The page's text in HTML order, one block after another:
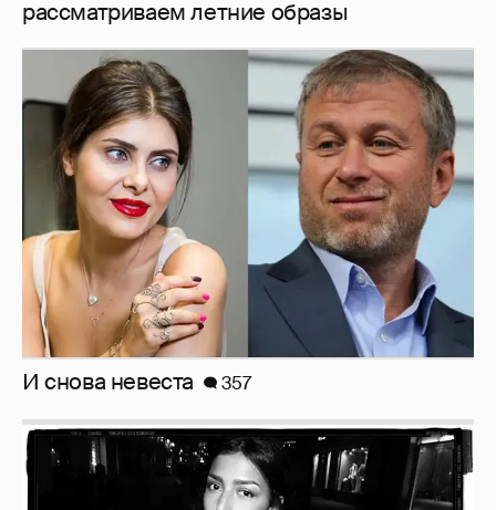
И снова невеста 357
Рублёвские дочки 187